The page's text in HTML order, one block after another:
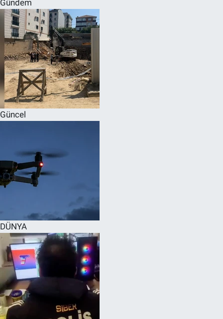
Gündem
Güncel
DÜNYA
SPOR
RESMİ İLANLAR